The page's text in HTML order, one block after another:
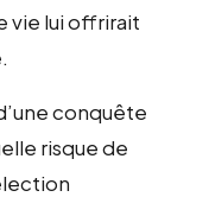
vie lui offrirait
conquête
risque de